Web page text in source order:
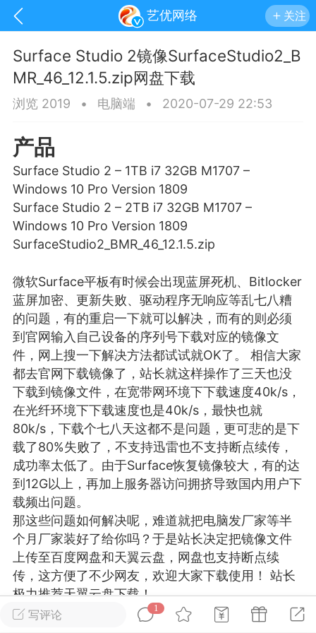
艺优网络 关注
游戏 兴趣 美图
问答 闲谈 官方
任务 排行 历史
网络
VIP 7
29 21:24
电脑端 Surface Laptop Go 2
Laptop Go 2镜像
网盘下载
Laptop Go 2 i5/8/128 – Windows
写评论
1
Surface Studio 2镜像SurfaceStudio2_B
MR_46_12.1.5.zip网盘下载
浏览 2019 • 电脑端 • 2020-07-29 22:53
产品
Surface Studio 2 – 1TB i7 32GB M1707 –
Windows 10 Pro Version 1809
Surface Studio 2 – 2TB i7 32GB M1707 –
Windows 10 Pro Version 1809
SurfaceStudio2_BMR_46_12.1.5.zip
微软Surface平板有时候会出现蓝屏死机、Bitlocker
蓝屏加密、更新失败、驱动程序无响应等乱七八糟
的问题，有的重启一下就可以解决，而有的则必须
到官网输入自己设备的序列号下载对应的镜像文
件，网上搜一下解决方法都试试就OK了。 相信大家
都去官网下载镜像了，站长就这样操作了三天也没
下载到镜像文件，在宽带网环境下下载速度40k/s，
在光纤环境下下载速度也是40k/s，最快也就
80k/s，下载个七八天这都不是问题，更可悲的是下
载了80%失败了，不支持迅雷也不支持断点续传，
成功率太低了。由于Surface恢复镜像较大，有的达
到12G以上，再加上服务器访问拥挤导致国内用户下
载频出问题。
那这些问题如何解决呢，难道就把电脑发厂家等半
个月厂家装好了给你吗？于是站长决定把镜像文件
上传至百度网盘和天翼云盘，网盘也支持断点续
传，这方便了不少网友，欢迎大家下载使用！ 站长
极力推荐天翼云盘下载！
注：此教程为微软官网提供的教程，若按此教程不